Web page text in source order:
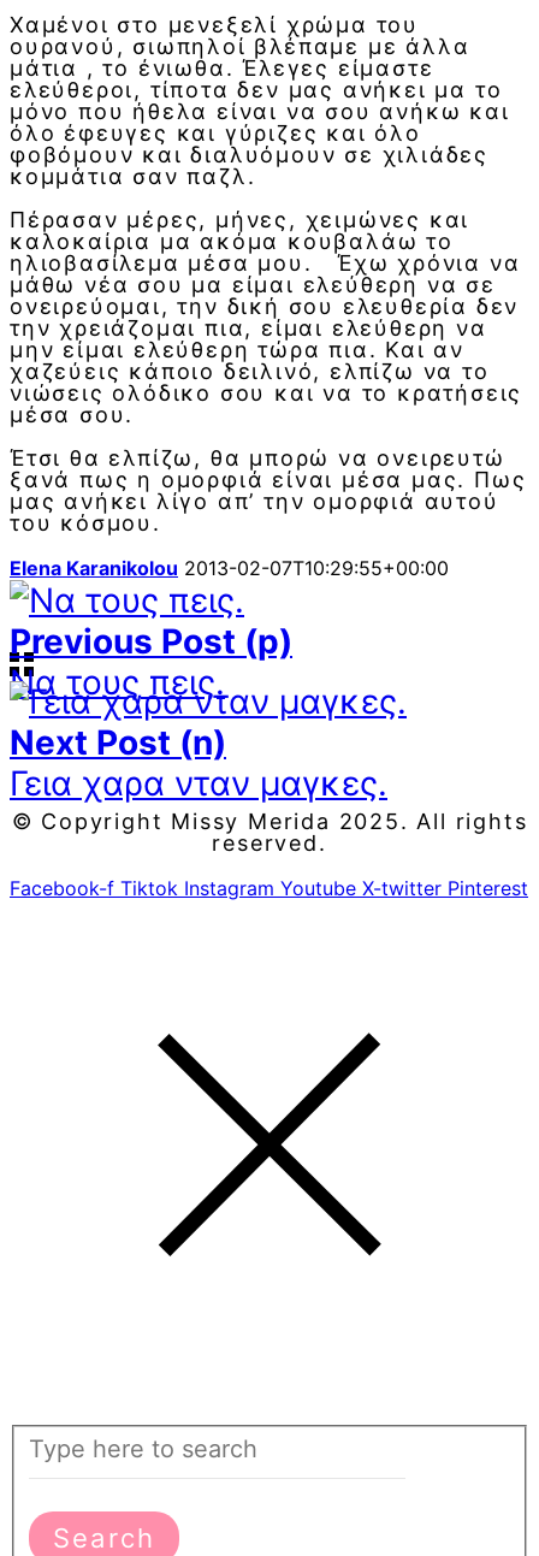
Χαμένοι στο μενεξελί χρώμα του
ουρανού, σιωπηλοί βλέπαμε με άλλα
μάτια , το ένιωθα. Έλεγες είμαστε
ελεύθεροι, τίποτα δεν μας ανήκει μα το
μόνο που ήθελα είναι να σου ανήκω και
όλο έφευγες και γύριζες και όλο
φοβόμουν και διαλυόμουν σε χιλιάδες
κομμάτια σαν παζλ.
Πέρασαν μέρες, μήνες, χειμώνες και
καλοκαίρια μα ακόμα κουβαλάω το
ηλιοβασίλεμα μέσα μου. Έχω χρόνια να
μάθω νέα σου μα είμαι ελεύθερη να σε
ονειρεύομαι, την δική σου ελευθερία δεν
την χρειάζομαι πια, είμαι ελεύθερη να
μην είμαι ελεύθερη τώρα πια. Και αν
χαζεύεις κάποιο δειλινό, ελπίζω να το
νιώσεις ολόδικο σου και να το κρατήσεις
μέσα σου.
Έτσι θα ελπίζω, θα μπορώ να ονειρευτώ
ξανά πως η ομορφιά είναι μέσα μας. Πως
μας ανήκει λίγο απ’ την ομορφιά αυτού
του κόσμου.
Elena Karanikolou 2013-02-07T10:29:55+00:00
Previous Post (p)
Να τους πεις.
Next Post (n)
Γεια χαρα νταν μαγκες.
© Copyright Missy Merida 2025. All rights
reserved.
Facebook-f Tiktok Instagram Youtube X-twitter Pinterest